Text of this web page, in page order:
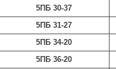
5ПБ 30-37
5ПБ 31-27
5ПБ 34-20
5ПБ 36-20